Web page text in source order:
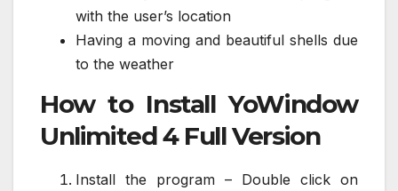
with the user’s location
Having a moving and beautiful shells due
to the weather
How to Install YoWindow
Unlimited 4 Full Version
Install the program – Double click on